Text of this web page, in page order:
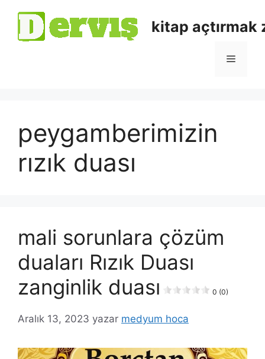
kitap açtırmak
peygamberimizin
rızık duası
mali sorunlara çözüm
duaları Rızık Duası
zanginlik duası
0 (0)
Aralık 13, 2023 yazar medyum hoca